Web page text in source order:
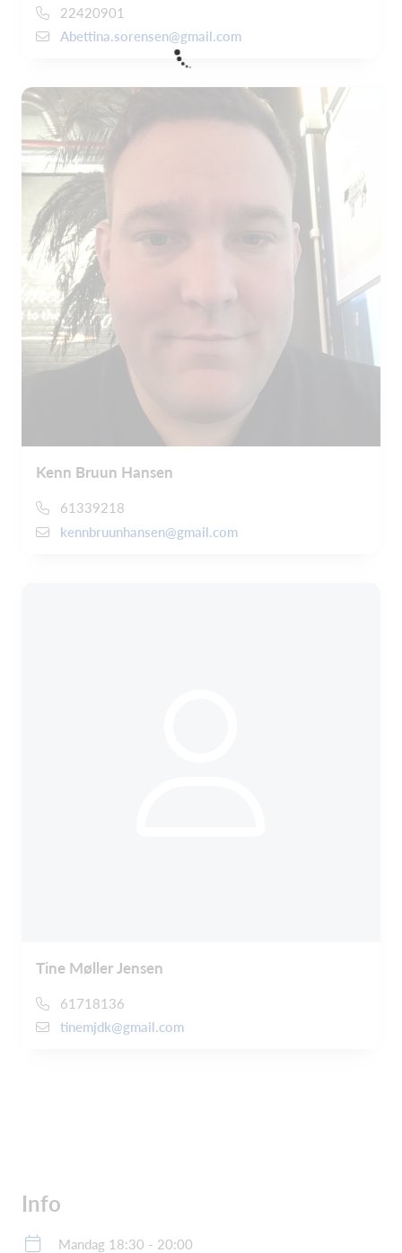
22420901
Abettina.sorensen@gmail.com
Kenn Bruun Hansen
61339218
kennbruunhansen@gmail.com
Tine Møller Jensen
61718136
tinemjdk@gmail.com
Info
Mandag 18:30 - 20:00